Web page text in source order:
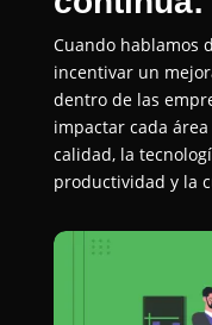
Cuando hablamos
incentivar un
dentro de las
impactar cada
calidad, la
productividad y la